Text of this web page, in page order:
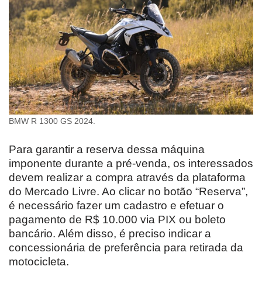
BMW R 1300 GS 2024.
Para garantir a reserva dessa máquina
imponente durante a pré-venda, os interessados
devem realizar a compra através da plataforma
do Mercado Livre. Ao clicar no botão “Reserva”,
é necessário fazer um cadastro e efetuar o
pagamento de R$ 10.000 via PIX ou boleto
bancário. Além disso, é preciso indicar a
concessionária de preferência para retirada da
motocicleta.